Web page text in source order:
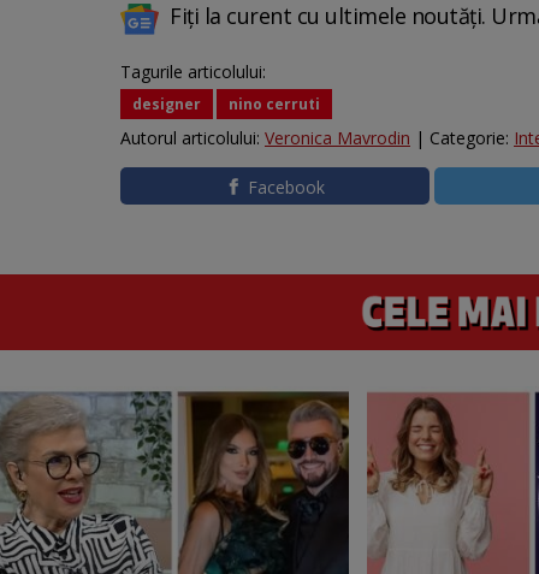
Fiți la curent cu ultimele noutăți.
Tagurile articolului:
designer nino cerruti
Autorul articolului: Veronica Mavrodin | Categorie:
Facebook